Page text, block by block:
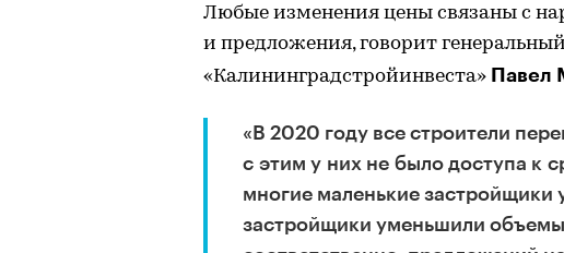
Любые изменения цены связаны с
и предложения, говорит
«Калининградстройинвеста» Павел
«В 2020 году все строители
с этим у них не было доступа к
многие маленькие
застройщики уменьшили объемы